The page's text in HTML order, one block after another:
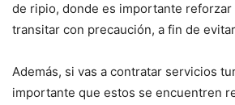
de ripio, donde es importante reforzar
transitar con precaución, a fin de
Además, si vas a contratar servicios
importante que estos se encuentren